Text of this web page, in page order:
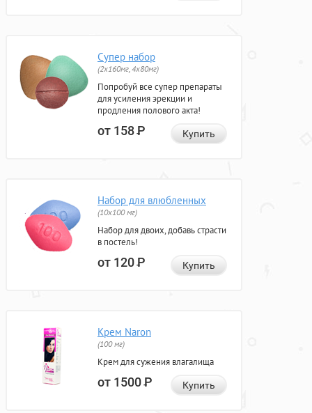
Супер набор
(2х160мг, 4х80мг)
Попробуй все супер препараты
для усиления эрекции и
продления полового акта!
от 158Р Купить
Набор для влюбленных
(10х100 мг)
Набор для двоих, добавь страсти
в постель!
от 120Р Купить
Крем Naron
(100 мг)
Крем для сужения влагалища
от 1500Р Купить